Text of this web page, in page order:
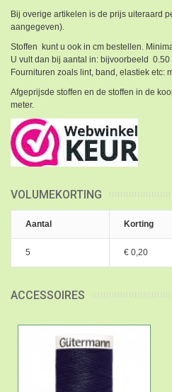
Bij overige artikelen is de prijs uiteraard
aangegeven).
Stoffen kunt u ook in cm bestellen.
U vult dan bij aantal in: bijvoorbeeld
Fournituren zoals lint, band, elastiek etc:
Afgeprijsde stoffen en de stoffen in de
meter.
VOLUMEKORTING
Aantal Korting
5 € 0,20
ACCESSOIRES